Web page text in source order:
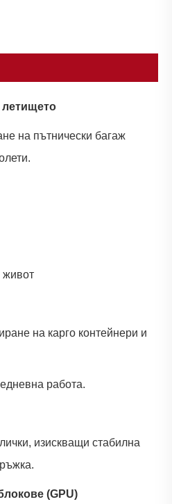
летището
на пътнически багаж
живот
на карго контейнери и
работа.
изискващи стабилна
(GPU)